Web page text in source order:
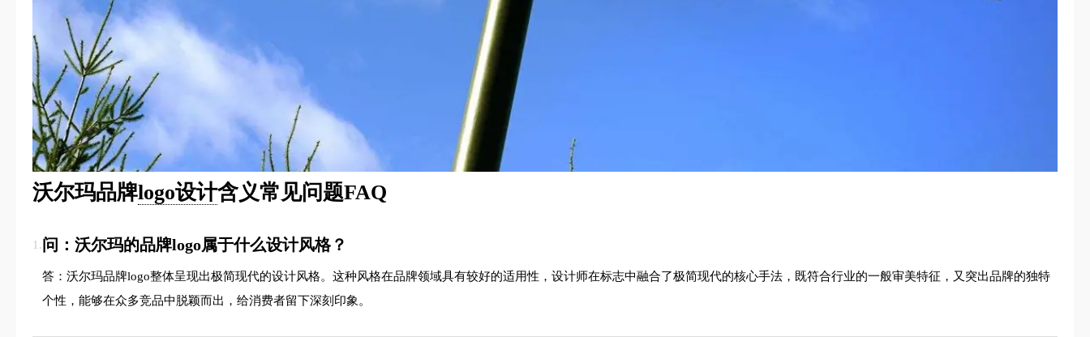
沃尔玛品牌logo设计含义常见问题FAQ
1.问：沃尔玛的品牌logo属于什么设计风格？
答：沃尔玛品牌logo整体呈现出极简现代的设计风格。这种风格在品牌领域具有较好的适用性，设计师在标志中融合了极简现代的核心手法，既符合行业的一般审美特征，又突出品牌的独特
个性，能够在众多竞品中脱颖而出，给消费者留下深刻印象。